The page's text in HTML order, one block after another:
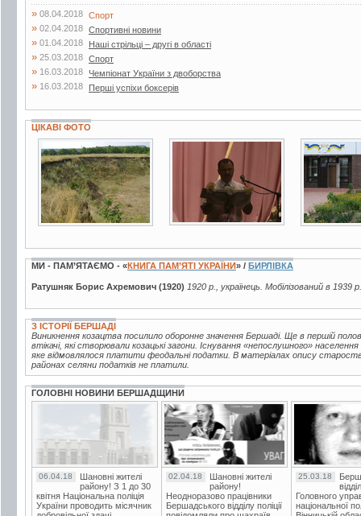
» 08.04.2018 Спорт
» 02.04.2018 Спортивні новини
» 01.04.2018 Наші стрільці – другі в області
» 25.03.2018 Спорт
» 16.03.2018 Чемпіонат України з двоборства
» 16.03.2018 Перші успіхи боксерів
ЦІКАВІ ФОТО
14 фото 13 фото
МИ - ПАМ’ЯТАЄМО - «КНИГА ПАМ’ЯТІ УКРАЇНИ» / БИРЛІВКА
Ратушняк Борис Ахремович (1920) 1920 р., українець. Мобілізований в
З ІСТОРІЇ БЕРШАДІ
Виникнення козацтва посилило оборонне значення Бершаді. Ще в першій
втікачі, які створювали козацькі загони. Існування «непослушного»
яке відмовлялося платити феодальні податки. В матеріалах опису
районах селяни податків не платили.
ГОЛОВНІ НОВИНИ БЕРШАДЩИНИ
06.04.18
Шановні жителі
району! З 1 до 30
квітня Національна поліція
України проводить місячник
02.04.18
Шановні жителі
району!
Неодноразово працівники
Бершадського відділу поліції
25.03.18
Головного
національної